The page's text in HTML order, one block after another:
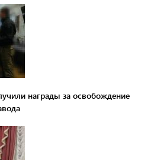
награды за освобождение